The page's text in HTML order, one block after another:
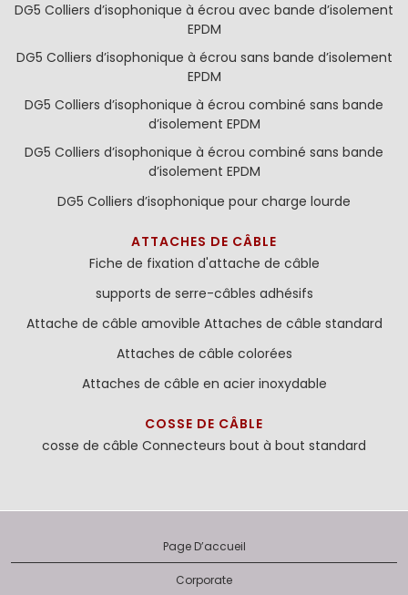
DG5 Colliers d’isophonique à écrou avec bande d’isolement
EPDM
DG5 Colliers d’isophonique à écrou sans bande d’isolement
EPDM
DG5 Colliers d’isophonique à écrou combiné sans bande
d’isolement EPDM
DG5 Colliers d’isophonique à écrou combiné sans bande
d’isolement EPDM
DG5 Colliers d’isophonique pour charge lourde
ATTACHES DE CÂBLE
Fiche de fixation d'attache de câble
supports de serre-câbles adhésifs
Attache de câble amovible Attaches de câble standard
Attaches de câble colorées
Attaches de câble en acier inoxydable
COSSE DE CÂBLE
cosse de câble Connecteurs bout à bout standard
Page D’accueil
Corporate